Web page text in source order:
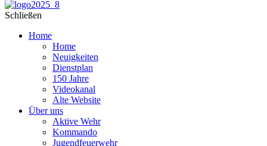
Schließen
Home
Home
Neuigkeiten
Dienstplan
150 Jahre
Videokanal
Alte Website
Über uns
Aktive Wehr
Kommando
Jugendfeuerwehr